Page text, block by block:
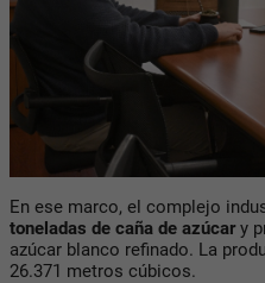
En ese marco, el complejo
toneladas de caña de azúcary
azúcar blanco refinado. La
26.371 metros cúbicos.